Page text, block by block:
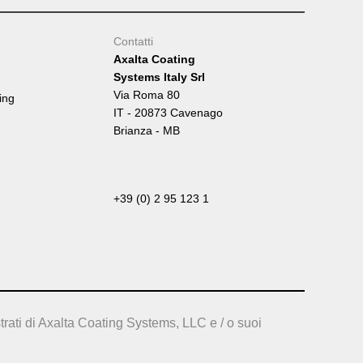
Contatti
Axalta Coating
Systems Italy Srl
Via Roma 80
IT - 20873 Cavenago
Brianza - MB
+39 (0) 2 95 123 1
di Axalta Coating Systems, LLC e / o suoi